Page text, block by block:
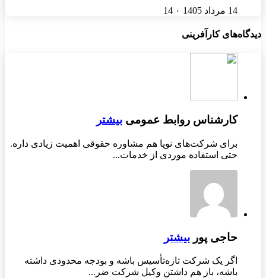
14 مرداد 1405 ۰ 14
دیدگاه‌های کارآفرینی
کارشناس روابط عمومی بیشتر
برای شرکت‌های نوپا هم مشاوره حقوقی اهمیت زیادی داره.
حتی استفاده موردی از خدمات...
حاجی پور بیشتر
اگر یک شرکت تازه‌تأسیس باشه و بودجه محدودی داشته
باشه، باز هم داشتن وکیل شرکت ضر...